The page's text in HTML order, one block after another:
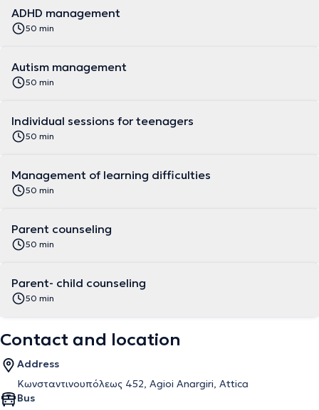
ADHD management
50 min
Autism management
50 min
Individual sessions for teenagers
50 min
Management of learning difficulties
50 min
Parent counseling
50 min
Parent- child counseling
50 min
Contact and location
Address
Κωνσταντινουπόλεως 452, Agioi Anargiri, Attica
Bus